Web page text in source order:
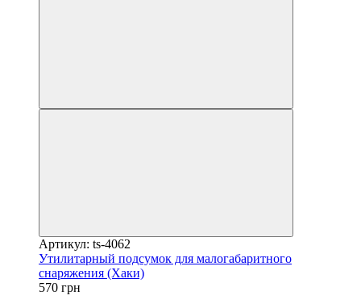
Артикул: ts-4062
Утилитарный подсумок для малогабаритного
снаряжения (Хаки)
570 грн